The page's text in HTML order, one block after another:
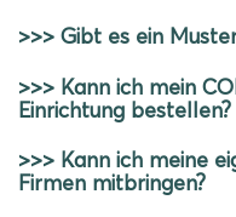
>>> Gibt es ein
>>> Kann ich mein
Einrichtung bestellen?
>>> Kann ich meine
Firmen mitbringen?